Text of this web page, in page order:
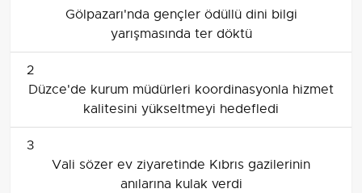
Gölpazarı'nda gençler ödüllü dini bilgi
yarışmasında ter döktü
2
Düzce'de kurum müdürleri koordinasyonla hizmet
kalitesini yükseltmeyi hedefledi
3
Vali sözer ev ziyaretinde Kıbrıs gazilerinin
anılarına kulak verdi